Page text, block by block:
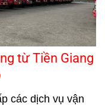
từ Tiền Giang
các dịch vụ vận